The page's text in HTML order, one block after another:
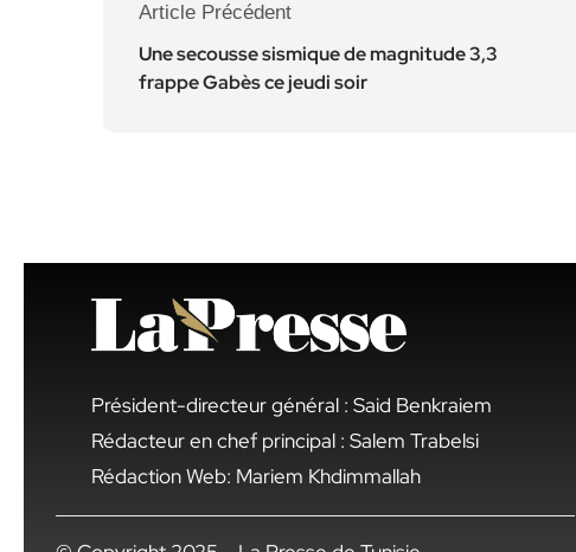
Article Précédent
Une secousse sismique de magnitude 3,3
frappe Gabès ce jeudi soir
Président-directeur général : Said Benkraiem
Rédacteur en chef principal : Salem Trabelsi
Rédaction Web: Mariem Khdimmallah